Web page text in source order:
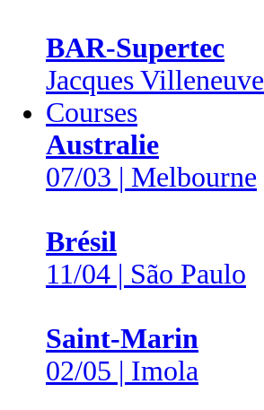
BAR-Supertec
Jacques Villeneuve
Courses
Australie
07/03 | Melbourne
Brésil
11/04 | São Paulo
Saint-Marin
02/05 | Imola